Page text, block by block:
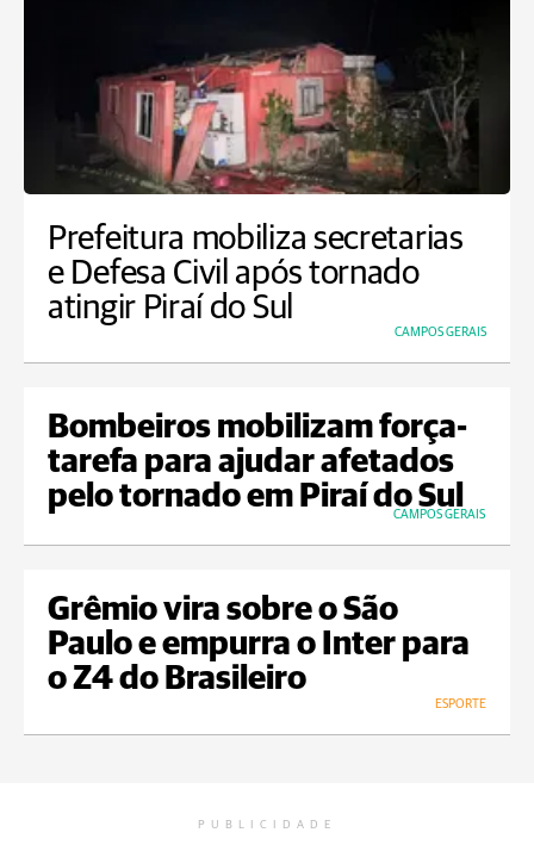
Prefeitura mobiliza secretarias
e Defesa Civil após tornado
atingir Piraí do Sul
CAMPOS GERAIS
Bombeiros mobilizam força-
tarefa para ajudar afetados
pelo tornado em Piraí do Sul
CAMPOS GERAIS
Grêmio vira sobre o São
Paulo e empurra o Inter para
o Z4 do Brasileiro
ESPORTE
PUBLICIDADE